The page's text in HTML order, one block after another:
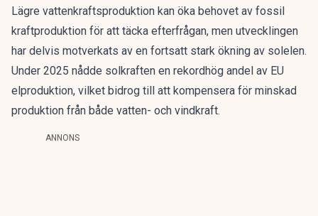
Lägre vattenkraftsproduktion kan öka behovet av fossil
kraftproduktion för att täcka efterfrågan, men utvecklingen
har delvis motverkats av en fortsatt stark ökning av solelen.
Under 2025 nådde solkraften en rekordhög andel av EU
elproduktion, vilket bidrog till att kompensera för minskad
produktion från både vatten- och vindkraft.
ANNONS